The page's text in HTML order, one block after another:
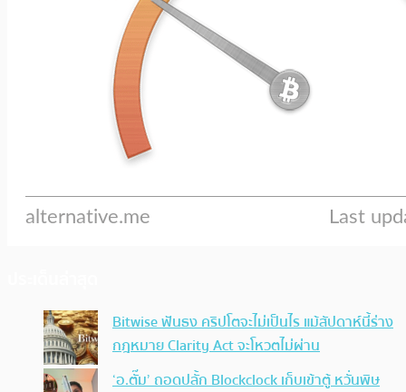
Bitwise ฟันธง คริปโตจะไม่เป็นไร แม้สัปดาห์นี้ร่าง
กฎหมาย Clarity Act จะโหวตไม่ผ่าน
‘อ.ตั๊ม’ ถอดปลั้ก Blockclock เก็บเข้าตู้ หวั่นพิษ